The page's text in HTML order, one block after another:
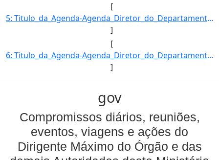
[
5: Titulo_da_Agenda-Agenda_Diretor_do_Departamento_de_Acesso_a_Mercados_e_Competitividade-Descricao_da_]
]
[
6: Titulo_da_Agenda-Agenda_Diretor_do_Departamento_de_Acesso_a_Mercados_e_Competitividade-Descricao_da_]
]
gov
Compromissos diários, reuniões,
eventos, viagens e ações do
Dirigente Máximo do Órgão e das